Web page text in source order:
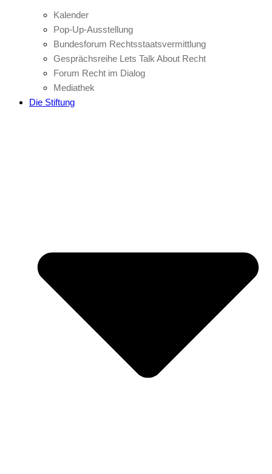
Kalender
Pop-Up-Ausstellung
Bundesforum Rechtsstaatsvermittlung
Gesprächsreihe Lets Talk About Recht
Forum Recht im Dialog
Mediathek
Die Stiftung